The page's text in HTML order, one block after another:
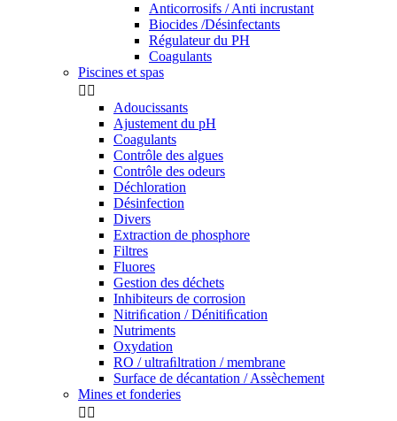
Anticorrosifs / Anti incrustant
Biocides /Désinfectants
Régulateur du PH
Coagulants
Piscines et spas
 
Adoucissants
Ajustement du pH
Coagulants
Contrôle des algues
Contrôle des odeurs
Déchloration
Désinfection
Divers
Extraction de phosphore
Filtres
Fluores
Gestion des déchets
Inhibiteurs de corrosion
Nitriﬁcation / Dénitiﬁcation
Nutriments
Oxydation
RO / ultraﬁltration / membrane
Surface de décantation / Assèchement
Mines et fonderies
 